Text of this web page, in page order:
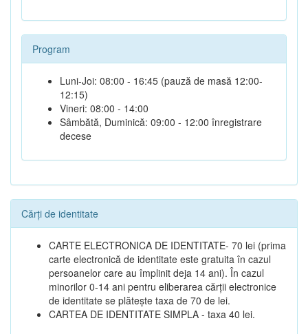
Program
Luni-Joi: 08:00 - 16:45 (pauză de masă 12:00-
12:15)
Vineri: 08:00 - 14:00
Sâmbătă, Duminică: 09:00 - 12:00 înregistrare
decese
Cărți de identitate
CARTE ELECTRONICA DE IDENTITATE- 70 lei (prima
carte electronică de identitate este gratuita în cazul
persoanelor care au împlinit deja 14 ani). În cazul
minorilor 0-14 ani pentru eliberarea cărții electronice
de identitate se plătește taxa de 70 de lei.
CARTEA DE IDENTITATE SIMPLA - taxa 40 lei.